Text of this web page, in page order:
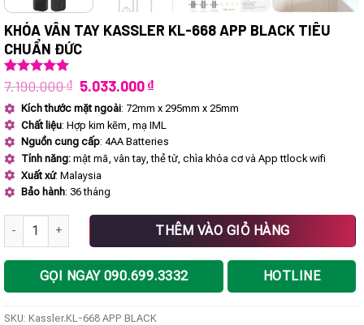
KHÓA VÂN TAY KASSLER KL-668 APP BLACK TIÊU
CHUẨN ĐỨC
5.00trên 5
1
đánh giá
7.190.000₫ Giá
gốc
là:
7.190.000 ₫.
5.033.000₫Giá
tại
là:
5.033.000 ₫.
Kích thước mặt ngoài: 72mm x 295mm x 25mm
Chất liệu: Hợp kim kẽm, mạ IML
Nguồn cung cấp: 4AA Batteries
Tính năng: mật mã, vân tay, thẻ từ, chìa khóa cơ và App ttlock wifi
Xuất xứ: Malaysia
Bảo hành: 36 tháng
Khóa vân tay Kassler KL-668 APP BLACK tiêu chuẩn Đức số lượng
THÊM VÀO GIỎ HÀNG
GỌI NGAY 090.699.3332 HOTLINE
SKU: Kassler.KL-668 APP BLACK